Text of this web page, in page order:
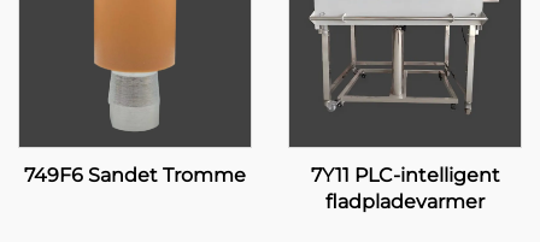
749F6 Sandet Tromme
7Y11 PLC-intelligent
fladpladevarmer